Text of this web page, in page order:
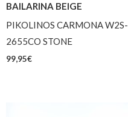
BAILARINA BEIGE
PIKOLINOS CARMONA W2S-
2655CO STONE
99,95€